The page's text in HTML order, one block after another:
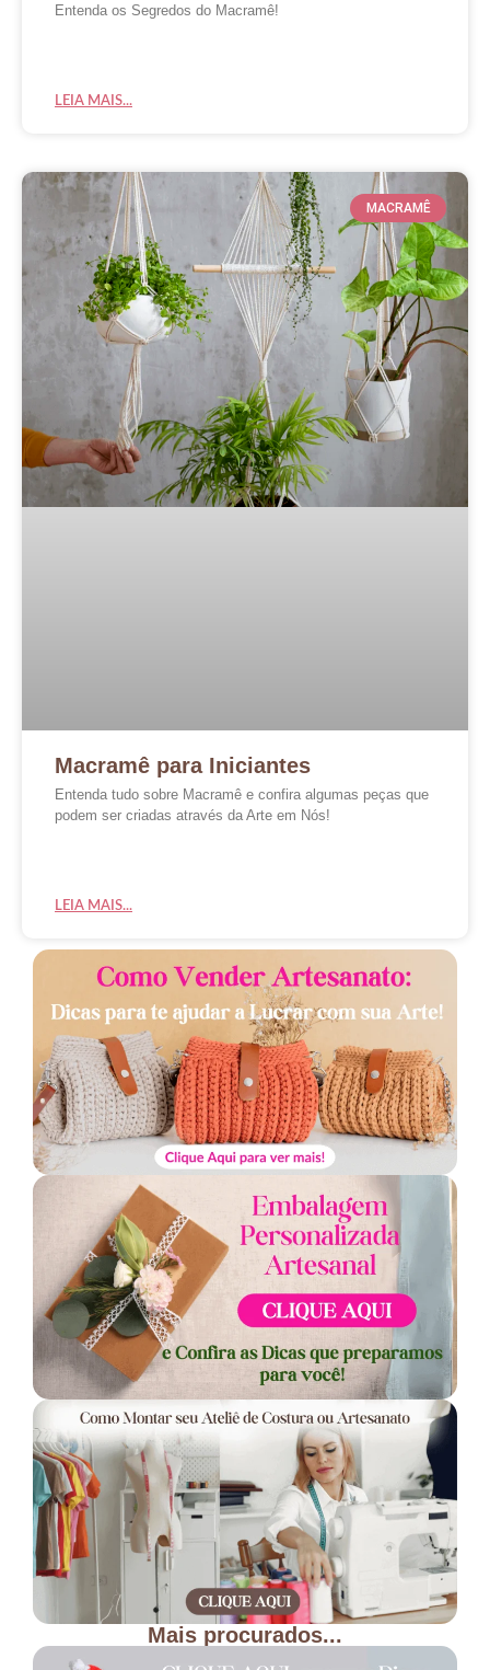
Entenda os Segredos do Macramê!
LEIA MAIS...
MACRAMÊ
Macramê para Iniciantes
Entenda tudo sobre Macramê e confira algumas peças que
podem ser criadas através da Arte em Nós!
LEIA MAIS...
Mais procurados...